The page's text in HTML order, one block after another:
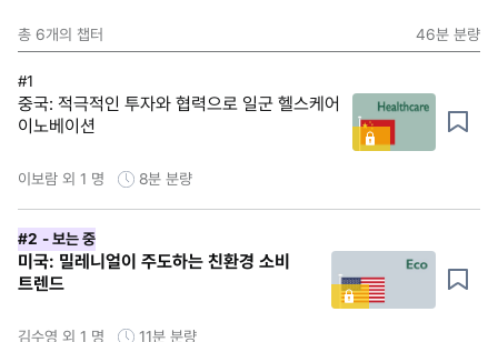
총 6개의 챕터 46분 분량
#1
중국: 적극적인 투자와 협력으로 일군 헬스케어
이노베이션
이보람 외 1 명 8분 분량
#2 - 보는 중
미국: 밀레니얼이 주도하는 친환경 소비
트렌드
김수영 외 1 명 11분 분량